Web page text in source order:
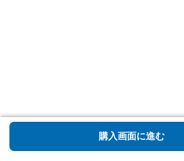
購入画面に進む
購入画面に進む